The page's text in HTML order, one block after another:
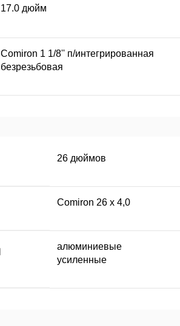
17.0 дюйм
Comiron 1 1/8'' п/интегрированная
безрезьбовая
26 дюймов
Comiron 26 х 4,0
алюминиевые
усиленные